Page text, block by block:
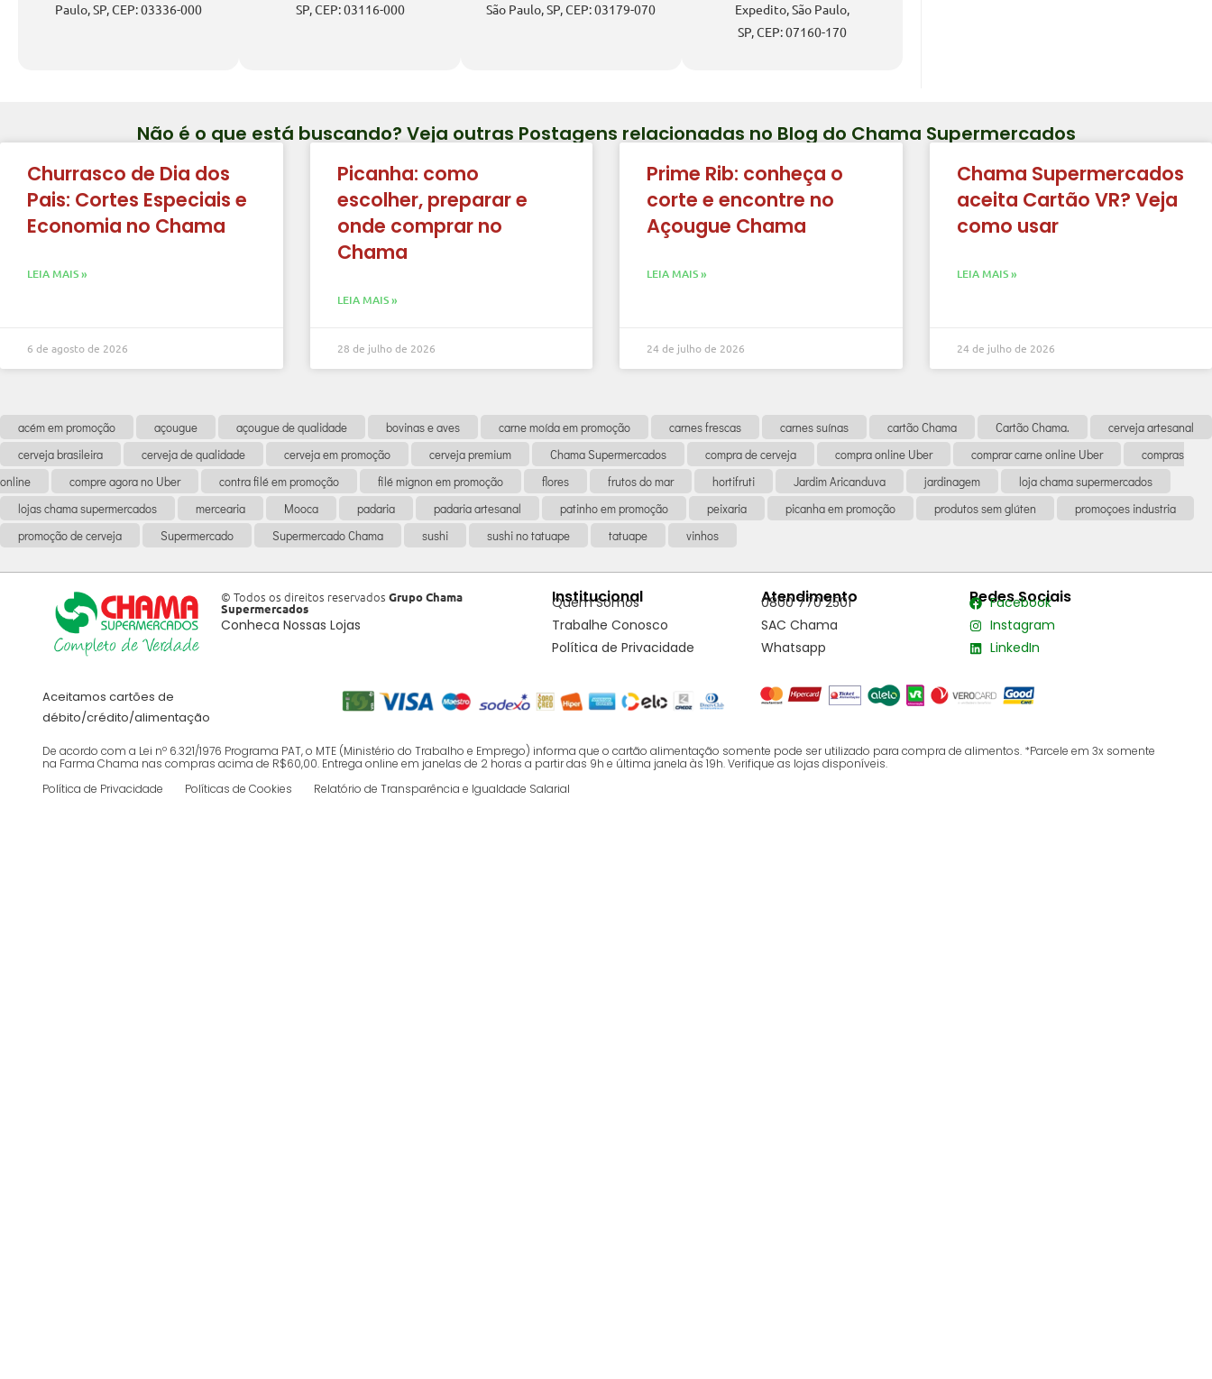
Paulo, SP, CEP: 03336-000
SP, CEP: 03116-000
São Paulo, SP, CEP: 03179-070
Expedito, São Paulo,
SP, CEP: 07160-170
Não é o que está buscando? Veja outras Postagens relacionadas no Blog do Chama Supermercados
Churrasco de Dia dos
Pais: Cortes Especiais e
Economia no Chama
LEIA MAIS »
6 de agosto de 2026
Picanha: como
escolher, preparar e
onde comprar no
Chama
LEIA MAIS »
28 de julho de 2026
Prime Rib: conheça o
corte e encontre no
Açougue Chama
LEIA MAIS »
24 de julho de 2026
Chama Supermercados
aceita Cartão VR? Veja
como usar
LEIA MAIS »
24 de julho de 2026
acém em promoção açougue açougue de qualidade bovinas e aves carne moída em promoção carnes frescas carnes suínas cartão Chama Cartão Chama.
cerveja artesanal
cerveja brasileira
cerveja de qualidade cerveja em promoção cerveja premium Chama Supermercados compra de cerveja compra online Uber comprar carne online Uber
compras
online
compre agora no Uber contra filé em promoção filé mignon em promoção flores frutos do mar hortifruti Jardim Aricanduva jardinagem
loja chama supermercados
lojas chama supermercados
mercearia Mooca padaria padaria artesanal patinho em promoção peixaria picanha em promoção produtos sem glúten
promoçoes industria
promoção de cerveja
Supermercado Supermercado Chama sushi sushi no tatuape tatuape vinhos
© Todos os direitos reservados Grupo Chama
Supermercados
Conheca Nossas Lojas
Institucional
Quem Somos
Trabalhe Conosco
Política de Privacidade
Atendimento
0800 770 2501
SAC Chama
Whatsapp
Redes Sociais
Facebook
Instagram
LinkedIn
Aceitamos cartões de
débito/crédito/alimentação
De acordo com a Lei nº 6.321/1976 Programa PAT, o MTE (Ministério do Trabalho e Emprego) informa que o cartão alimentação somente pode ser utilizado para compra de alimentos. *Parcele em 3x somente
na Farma Chama nas compras acima de R$60,00. Entrega online em janelas de 2 horas a partir das 9h e última janela às 19h. Verifique as lojas disponíveis.
Política de Privacidade
Políticas de Cookies Relatório de Transparência e Igualdade Salarial